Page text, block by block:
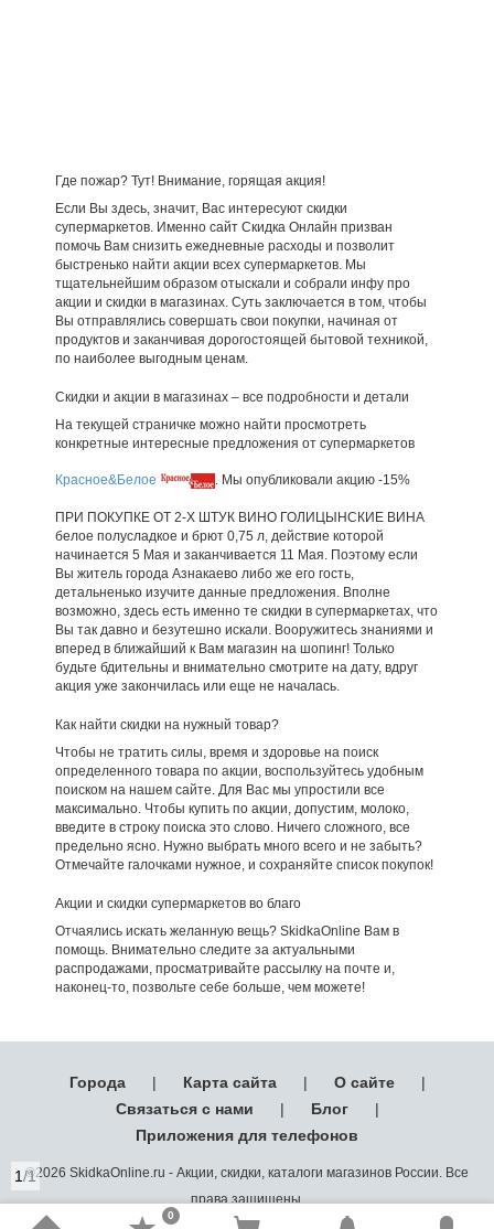
1/1
Где пожар? Тут! Внимание, горящая акция!
Если Вы здесь, значит, Вас интересуют скидки
супермаркетов. Именно сайт Скидка Онлайн призван
помочь Вам снизить ежедневные расходы и позволит
быстренько найти акции всех супермаркетов. Мы
тщательнейшим образом отыскали и собрали инфу про
акции и скидки в магазинах. Суть заключается в том, чтобы
Вы отправлялись совершать свои покупки, начиная от
продуктов и заканчивая дорогостоящей бытовой техникой,
по наиболее выгодным ценам.
Скидки и акции в магазинах – все подробности и детали
На текущей страничке можно найти просмотреть
конкретные интересные предложения от супермаркетов
Красное&Белое . Мы опубликовали акцию -15%
ПРИ ПОКУПКЕ ОТ 2-Х ШТУК ВИНО ГОЛИЦЫНСКИЕ ВИНА
белое полусладкое и брют 0,75 л, действие которой
начинается 5 Мая и заканчивается 11 Мая. Поэтому если
Вы житель города Азнакаево либо же его гость,
детальненько изучите данные предложения. Вполне
возможно, здесь есть именно те скидки в супермаркетах, что
Вы так давно и безутешно искали. Вооружитесь знаниями и
вперед в ближайший к Вам магазин на шопинг! Только
будьте бдительны и внимательно смотрите на дату, вдруг
акция уже закончилась или еще не началась.
Как найти скидки на нужный товар?
Чтобы не тратить силы, время и здоровье на поиск
определенного товара по акции, воспользуйтесь удобным
поиском на нашем сайте. Для Вас мы упростили все
максимально. Чтобы купить по акции, допустим, молоко,
введите в строку поиска это слово. Ничего сложного, все
предельно ясно. Нужно выбрать много всего и не забыть?
Отмечайте галочками нужное, и сохраняйте список покупок!
Акции и скидки супермаркетов во благо
Отчаялись искать желанную вещь? SkidkaOnline Вам в
помощь. Внимательно следите за актуальными
распродажами, просматривайте рассылку на почте и,
наконец-то, позвольте себе больше, чем можете!
Города | Карта сайта | О сайте
|
Связаться с нами
| Блог
|
Приложения для телефонов
©2026 SkidkaOnline.ru - Акции, скидки, каталоги магазинов России. Все
права защищены.
0